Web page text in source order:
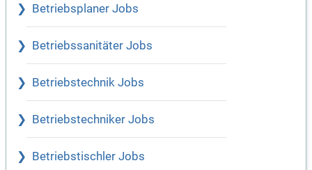
Betriebsplaner Jobs
Betriebssanitäter Jobs
Betriebstechnik Jobs
Betriebstechniker Jobs
Betriebstischler Jobs